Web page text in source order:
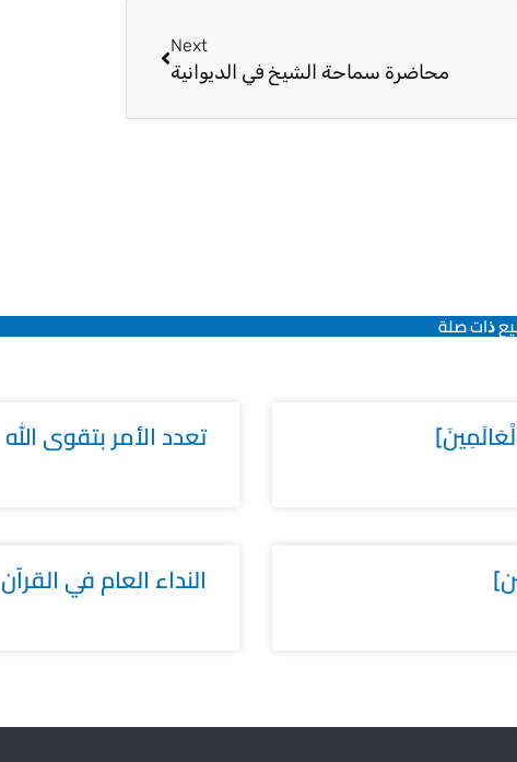
Next
محاضرة سماحة الشيخ في الديوانية
ﺫات صلة
تعدد الأمر بتقوى الله
النداء العام في القرآن